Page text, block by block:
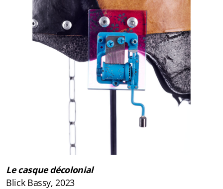
Le casque décolonial
Blick Bassy, 2023